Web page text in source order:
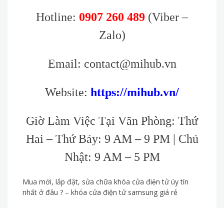
Hotline: 0907 260 489 (Viber –
Zalo)
Email: contact@mihub.vn
Website: https://mihub.vn/
Giờ Làm Việc Tại Văn Phòng: Thứ
Hai – Thứ Bảy: 9 AM – 9 PM | Chủ
Nhật: 9 AM – 5 PM
Mua mới, lắp đặt, sửa chữa khóa cửa điện tử úy tín
nhất ở đâu ? – khóa cửa điện tử samsung giá rẻ